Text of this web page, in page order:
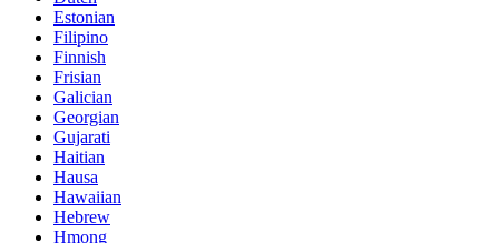
Estonian
Filipino
Finnish
Frisian
Galician
Georgian
Gujarati
Haitian
Hausa
Hawaiian
Hebrew
Hmong